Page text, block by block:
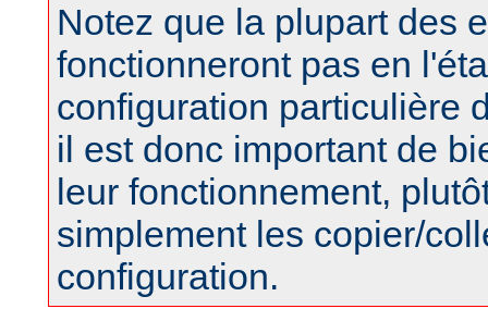
Notez que la plupart des
fonctionneront pas en
configuration particulière
il est donc important de
leur fonctionnement,
simplement les copier/
configuration.